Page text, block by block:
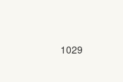
1029